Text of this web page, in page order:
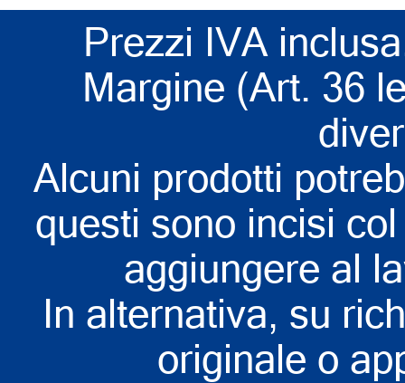
Prezzi IVA
Margine (Art. 36
Alcuni prodotti
questi sono incisi
aggiungere al
In alternativa, su
originale o